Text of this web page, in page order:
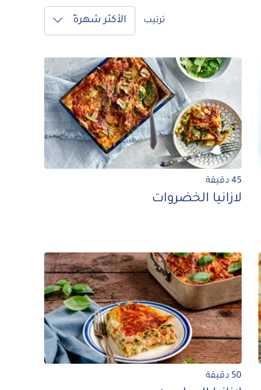
ترتيب الأكثر شهرةً
45 دقيقة
لازانيا الخضروات
50 دقيقة